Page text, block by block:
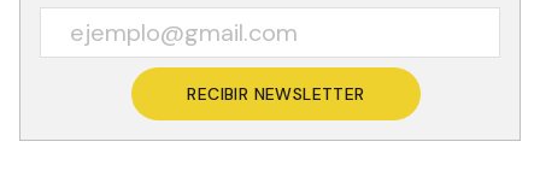
RECIBIR NEWSLETTER